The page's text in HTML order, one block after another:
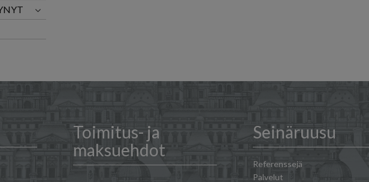
Toimitus- ja
maksuehdot
Seinäruusu
Referenssejä
Palvelut